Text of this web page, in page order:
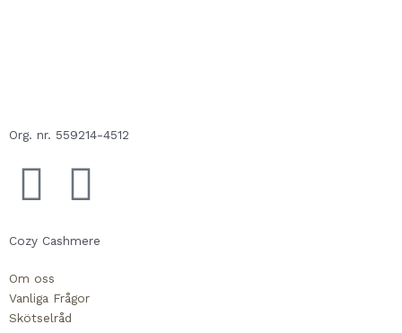
Org. nr. 559214-4512
F
a
c
e
E
n
e
Cozy Cashmere
Om oss
Vanliga Frågor
Skötselråd